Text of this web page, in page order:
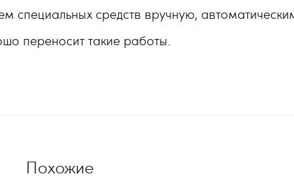
специальных средств вручную,
переносит такие работы.
Похожие